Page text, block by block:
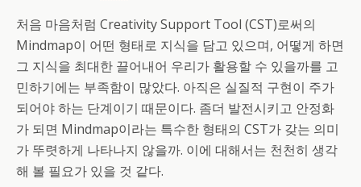
처음 마음처럼 Creativity Support Tool (CST)로써의
Mindmap이 어떤 형태로 지식을 담고 있으며, 어떻게 하면
그 지식을 최대한 끌어내어 우리가 활용할 수 있을까를 고
민하기에는 부족함이 많았다. 아직은 실질적 구현이 주가
되어야 하는 단계이기 때문이다. 좀더 발전시키고 안정화
가 되면 Mindmap이라는 특수한 형태의 CST가 갖는 의미
가 뚜렷하게 나타나지 않을까. 이에 대해서는 천천히 생각
해 볼 필요가 있을 것 같다.